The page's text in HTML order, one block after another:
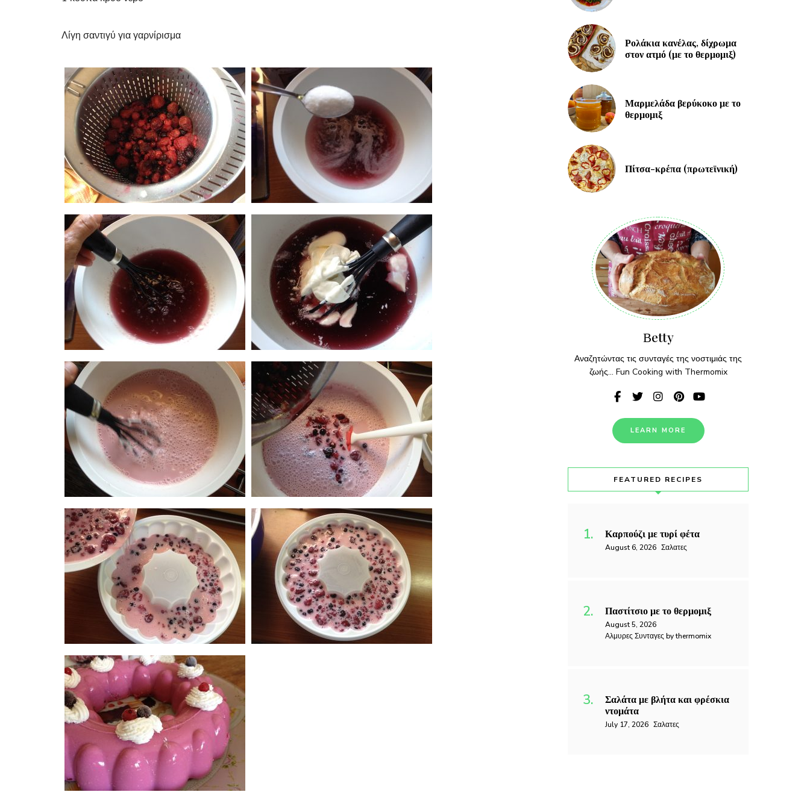
Λίγη σαντιγύ για γαρνίρισμα
Ρολάκια κανέλας, δίχρωμα
στον ατμό (με το θερμομιξ)
Μαρμελάδα βερύκοκο με το
θερμομιξ
Πίτσα-κρέπα (πρωτεϊνική)
Βetty
Αναζητώντας τις συνταγές της νοστιμιάς της
ζωής... Fun Cooking with Thermomix
LEARN MORE
FEATURED RECIPES
Καρπούζι με τυρί φέτα
August 6, 2026 Σαλατες
Παστίτσιο με το θερμομιξ
August 5, 2026
Αλμυρες Συνταγες by thermomix
Σαλάτα με βλήτα και φρέσκια
ντομάτα
July 17, 2026 Σαλατες